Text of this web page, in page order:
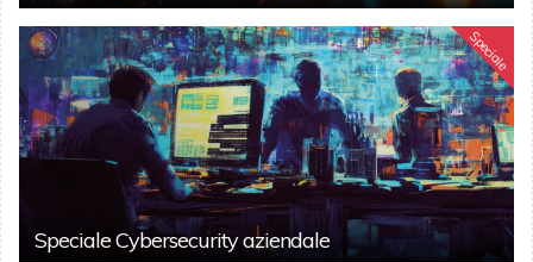
Speciale
Speciale Cybersecurity aziendale